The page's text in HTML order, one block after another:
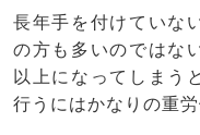
長年手を付けていな
の方も多いのではな
以上になってしまう
行うにはかなりの重